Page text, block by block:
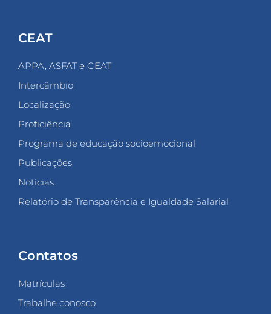
CEAT
APPA, ASFAT e GEAT
Intercâmbio
Localização
Proficiência
Programa de educação socioemocional
Publicações
Notícias
Relatório de Transparência e Igualdade Salarial
Contatos
Matrículas
Trabalhe conosco